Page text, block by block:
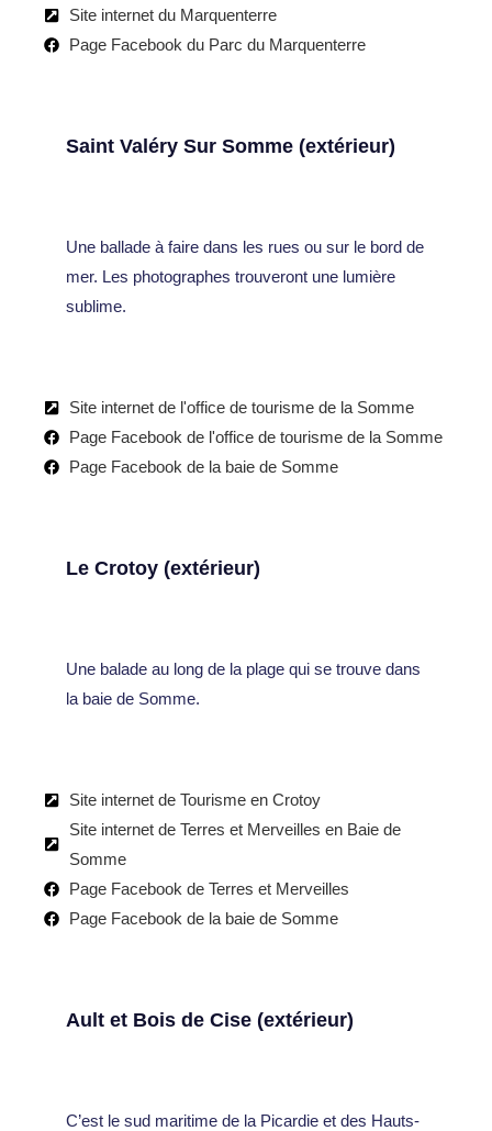
Site internet du Marquenterre
Page Facebook du Parc du Marquenterre
Saint Valéry Sur Somme (extérieur)
Une ballade à faire dans les rues ou sur le bord de
mer. Les photographes trouveront une lumière
sublime.
Site internet de l'office de tourisme de la Somme
Page Facebook de l'office de tourisme de la Somme
Page Facebook de la baie de Somme
Le Crotoy (extérieur)
Une balade au long de la plage qui se trouve dans
la baie de Somme.
Site internet de Tourisme en Crotoy
Site internet de Terres et Merveilles en Baie de
Somme
Page Facebook de Terres et Merveilles
Page Facebook de la baie de Somme
Ault et Bois de Cise (extérieur)
C’est le sud maritime de la Picardie et des Hauts-